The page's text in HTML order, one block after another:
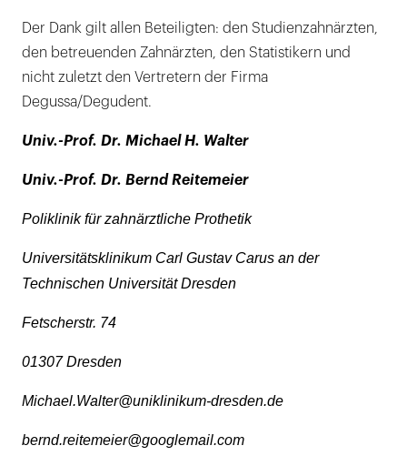
Der Dank gilt allen Beteiligten: den Studienzahnärzten,
den betreuenden Zahnärzten, den Statistikern und
nicht zuletzt den Vertretern der Firma
Degussa/Degudent.
Univ.-Prof. Dr. Michael H. Walter
Univ.-Prof. Dr. Bernd Reitemeier
Poliklinik für zahnärztliche Prothetik
Universitätsklinikum Carl Gustav Carus an der
Technischen Universität Dresden
Fetscherstr. 74
01307 Dresden
Michael.Walter@uniklinikum-dresden.de
bernd.reitemeier@googlemail.com